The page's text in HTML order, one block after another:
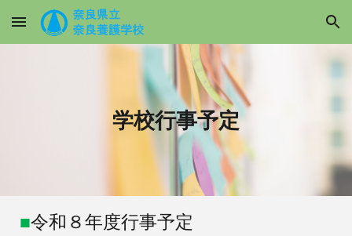
Skip to main content Skip to navigation
学校行事予定
■令和８年度行事予定